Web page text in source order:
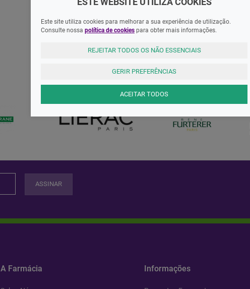
AS MELHORES MARCAS
ASSINAR
A Farmácia Informações
Este site utiliza cookies para melhorar a sua experiência de utilização.
Consulte nossa política de cookies para obter mais informações.
REJEITAR TODOS OS NÃO ESSENCIAIS
GERIR PREFERÊNCIAS
ACEITAR TODOS